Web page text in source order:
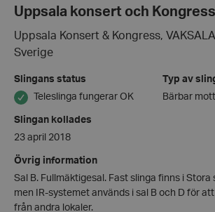
Uppsala konsert och Kongress
Uppsala Konsert & Kongress,
Sverige
Slingans status
Teleslinga fungerar OK
Typ av
Bärbar
Slingan kollades
23 april 2018
Övrig information
Sal B. Fullmäktigesal. Fast slinga finns i Stora
men IR-systemet används i sal B och D för
från andra lokaler.
PHPSESSID